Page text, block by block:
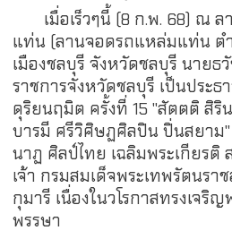
เมื่อเร็วๆนี้ (8 ก.พ. 68) ณ ล
แท่น (ลานจอดรถแหล่มแท่น ต
เมืองชลบุรี จังหวัดชลบุรี นายธ
ราชการจังหวัดชลบุรี เป็นประธ
ดุริยนฤมิต ครั้งที่ 15 "สัตตติ สิริ
บารมี ศรีวิศิษฏศิลปิน ปิ่นสยาม
นาฏ ศิลป์ไทย เฉลิมพระเกียรติ
เจ้า กรมสมเด็จพระเทพรัตนรา
กุมารี เนื่องในวโรกาสทรงเจริ
พรรษา